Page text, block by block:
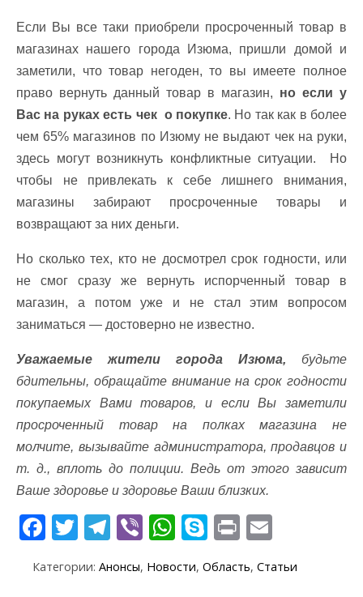
Если Вы все таки приобрели просроченный товар в
магазинах нашего города Изюма, пришли домой и
заметили, что товар негоден, то вы имеете полное
право вернуть данный товар в магазин, но если у
Вас на руках есть чек о покупке. Но так как в более
чем 65% магазинов по Изюму не выдают чек на руки,
здесь могут возникнуть конфликтные ситуации. Но
чтобы не привлекать к себе лишнего внимания,
магазины забирают просроченные товары и
возвращают за них деньги.
Но сколько тех, кто не досмотрел срок годности, или
не смог сразу же вернуть испорченный товар в
магазин, а потом уже и не стал этим вопросом
заниматься — достоверно не известно.
Уважаемые жители города Изюма, будьте
бдительны, обращайте внимание на срок годности
покупаемых Вами товаров, и если Вы заметили
просроченный товар на полках магазина не
молчите, вызывайте администратора, продавцов и
т. д., вплоть до полиции. Ведь от этого зависит
Ваше здоровье и здоровье Ваши близких.
F
e
T
itt
T
e
Vi
er
W
at
S
k
y
Pr
t ai
Категории: Анонсы, Новости, Область, Статьи